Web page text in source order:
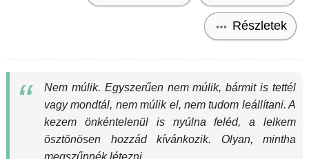
Részletek
Nem múlik. Egyszerűen nem múlik, bármit is tettél
vagy mondtál, nem múlik el, nem tudom leállítani. A
kezem önkéntelenül is nyúlna feléd, a lelkem
ösztönösen hozzád kívánkozik. Olyan, mintha
megszűnnék létezni.